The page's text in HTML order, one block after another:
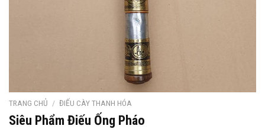
TRANG CHỦ / ĐIẾU CÀY THANH HÓA
Siêu Phẩm Điếu Ống Pháo